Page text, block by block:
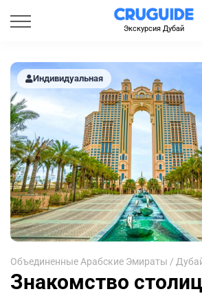
Экскурсия Дубай
Индивидуальная
Объединенные Арабские Эмираты /
Знакомство